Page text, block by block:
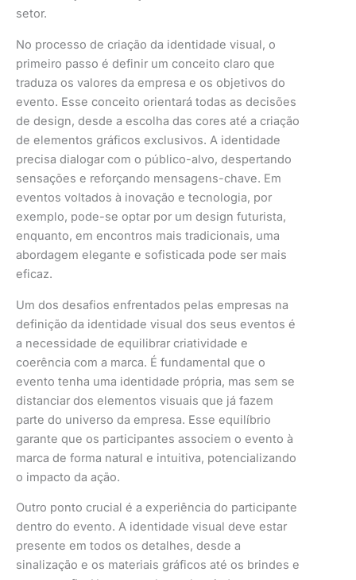
setor.
No processo de criação da identidade visual, o
primeiro passo é definir um conceito claro que
traduza os valores da empresa e os objetivos do
evento. Esse conceito orientará todas as decisões
de design, desde a escolha das cores até a criação
de elementos gráficos exclusivos. A identidade
precisa dialogar com o público-alvo, despertando
sensações e reforçando mensagens-chave. Em
eventos voltados à inovação e tecnologia, por
exemplo, pode-se optar por um design futurista,
enquanto, em encontros mais tradicionais, uma
abordagem elegante e sofisticada pode ser mais
eficaz.
Um dos desafios enfrentados pelas empresas na
definição da identidade visual dos seus eventos é
a necessidade de equilibrar criatividade e
coerência com a marca. É fundamental que o
evento tenha uma identidade própria, mas sem se
distanciar dos elementos visuais que já fazem
parte do universo da empresa. Esse equilíbrio
garante que os participantes associem o evento à
marca de forma natural e intuitiva, potencializando
o impacto da ação.
Outro ponto crucial é a experiência do participante
dentro do evento. A identidade visual deve estar
presente em todos os detalhes, desde a
sinalização e os materiais gráficos até os brindes e